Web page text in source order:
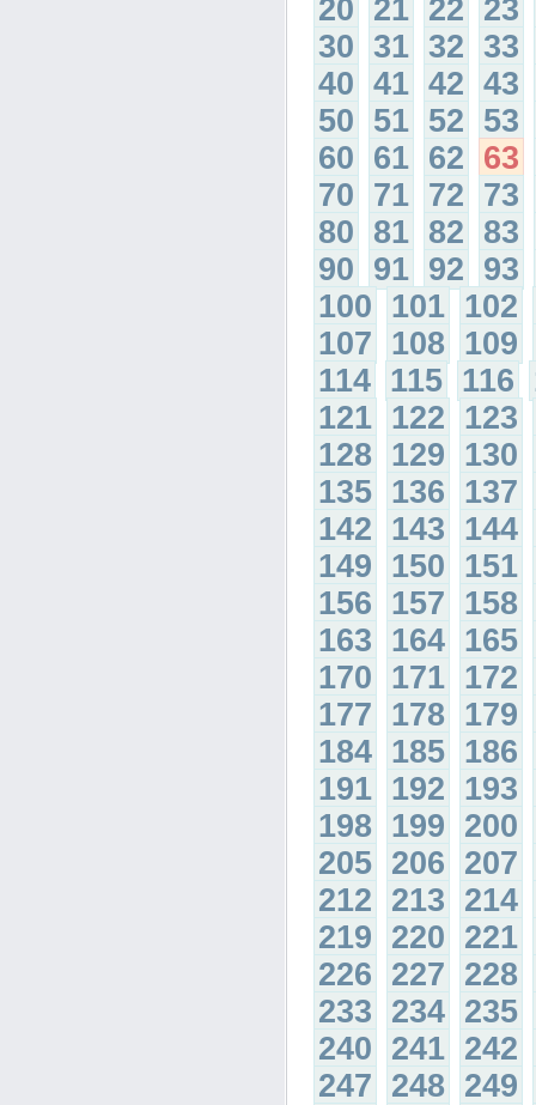
20 21 22 23
30 31 32 33
40 41 42 43
50 51 52 53
60 61 62 63
70 71 72 73
80 81 82 83
90 91 92 93
100 101 102
107 108 109
114 115 116
121 122 123
128 129 130
135 136 137
142 143 144
149 150 151
156 157 158
163 164 165
170 171 172
177 178 179
184 185 186
191 192 193
198 199 200
205 206 207
212 213 214
219 220 221
226 227 228
233 234 235
240 241 242
247 248 249